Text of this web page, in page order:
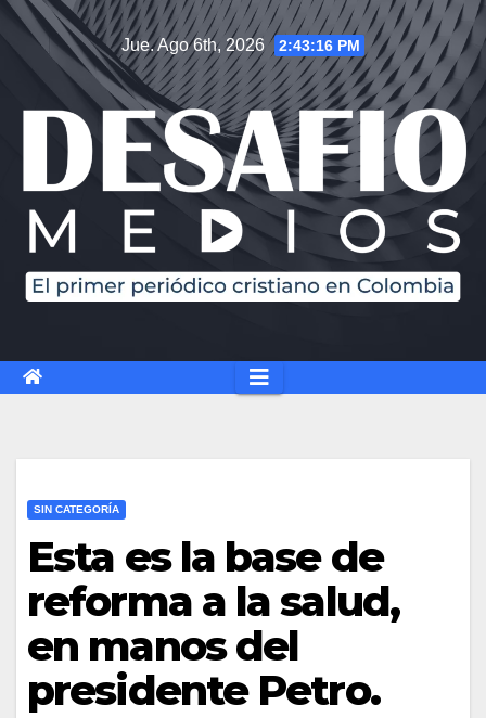
Jue. Ago 6th, 2026 2:43:17 PM
SIN CATEGORÍA
Esta es la base de
reforma a la salud,
en manos del
presidente Petro.